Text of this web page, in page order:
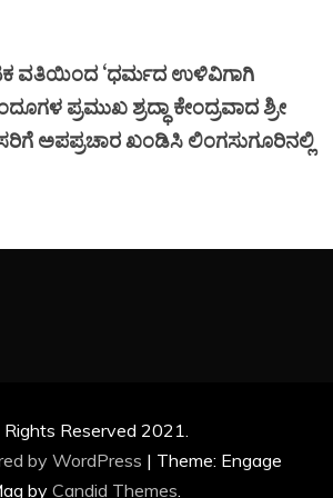
by WordPress|Theme: Engage
byCandid Themes.